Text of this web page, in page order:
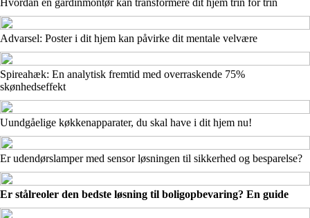
Advarsel: Poster i dit hjem kan påvirke dit mentale velvære
Spireahæk: En analytisk fremtid med overraskende 75%
skønhedseffekt
Uundgåelige køkkenapparater, du skal have i dit hjem nu!
Er udendørslamper med sensor løsningen til sikkerhed og besparelse?
Er stålreoler den bedste løsning til boligopbevaring? En guide